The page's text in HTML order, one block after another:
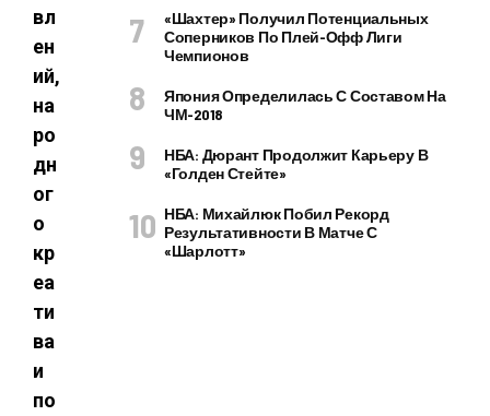
вл
ен
ий,
на
ро
дн
ог
о
кр
еа
ти
ва
и
по
«Шахтер» Получил Потенциальных
Соперников По Плей-Офф Лиги
Чемпионов
Япония Определилась С Составом На
ЧМ-2018
НБА: Дюрант Продолжит Карьеру В
«Голден Стейте»
НБА: Михайлюк Побил Рекорд
Результативности В Матче С
«Шарлотт»